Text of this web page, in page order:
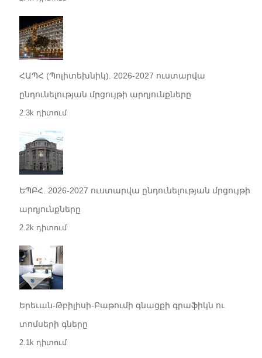
ՀԱՊՀ (Պոլիտեխնիկ). 2026-2027 ուստարվա
ընդունելության մրցույթի արդյունքները
2.3k դիտում
ԵՊԲՀ. 2026-2027 ուստարվա ընդունելության մրցույթի
արդյունքները
2.2k դիտում
Երեւան-Թբիլիսի-Բաթումի գնացքի գրաֆիկն ու
տոմսերի գները
2.1k դիտում